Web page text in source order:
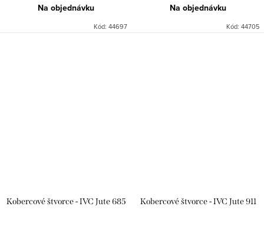
Na objednávku
Kód: 44697
Na objednávku
Kód: 44705
Kobercové štvorce - IVC Jute 685 Kobercové štvorce - IVC Jute 911